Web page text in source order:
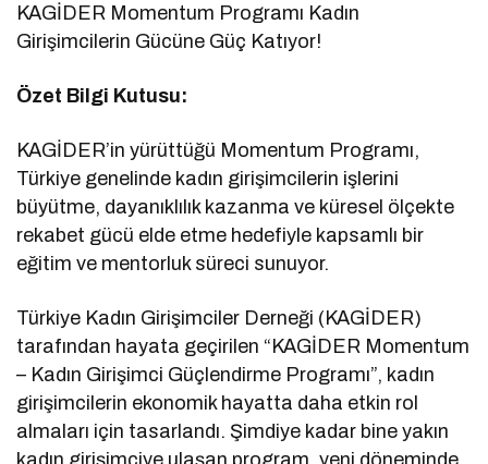
KAGİDER Momentum Programı Kadın
Girişimcilerin Gücüne Güç Katıyor!
Özet Bilgi Kutusu:
KAGİDER’in yürüttüğü Momentum Programı,
Türkiye genelinde kadın girişimcilerin işlerini
büyütme, dayanıklılık kazanma ve küresel ölçekte
rekabet gücü elde etme hedefiyle kapsamlı bir
eğitim ve mentorluk süreci sunuyor.
Türkiye Kadın Girişimciler Derneği (KAGİDER)
tarafından hayata geçirilen “KAGİDER Momentum
– Kadın Girişimci Güçlendirme Programı”, kadın
girişimcilerin ekonomik hayatta daha etkin rol
almaları için tasarlandı. Şimdiye kadar bine yakın
kadın girişimciye ulaşan program, yeni döneminde